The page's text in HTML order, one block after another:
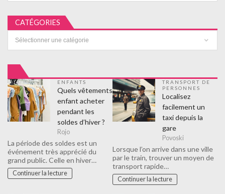
CATÉGORIES
ENFANTS
Quels vêtements
enfant acheter
pendant les
soldes d’hiver ?
Rojo
La période des soldes est un
événement très apprécié du
grand public. Celle en hiver…
Continuer la lecture
TRANSPORT DE
PERSONNES
Localisez
facilement un
taxi depuis la
gare
Povoski
Lorsque l’on arrive dans une ville
par le train, trouver un moyen de
transport rapide…
Continuer la lecture